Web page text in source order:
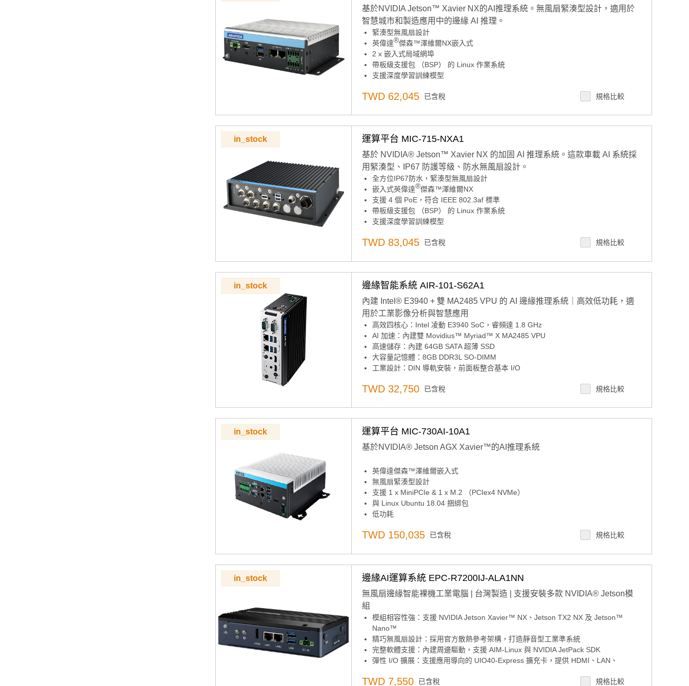
基於NVIDIA Jetson™ Xavier NX的AI推理系統。無風扇緊湊型設計，適用於
智慧城市和製造應用中的邊緣 AI 推理。
緊湊型無風扇設計
英偉達®傑森™澤維爾NX嵌入式
2 x 嵌入式局域網埠
帶板級支援包 （BSP） 的 Linux 作業系統
支援深度學習訓練模型
支援由Allxon提供支援的24/7安全遠程監控，控制和OTA部署
TWD 62,045 已含稅 規格比較
in_stock 運算平台 MIC-715-NXA1
基於 NVIDIA® Jetson™ Xavier NX 的加固 AI 推理系統。這款車載 AI 系統採
用緊湊型、IP67 防護等級、防水無風扇設計。
全方位IP67防水，緊湊型無風扇設計
嵌入式英偉達®傑森™澤維爾NX
支援 4 個 PoE，符合 IEEE 802.3af 標準
帶板級支援包 （BSP） 的 Linux 作業系統
支援深度學習訓練模型
支援由Allxon提供支援的24/7安全遠程監控，控制和OTA部署
TWD 83,045 已含稅 規格比較
in_stock 邊緣智能系統 AIR-101-S62A1
內建 Intel® E3940 + 雙 MA2485 VPU 的 AI 邊緣推理系統｜高效低功耗，適
用於工業影像分析與智慧應用
高效四核心：Intel 凌動 E3940 SoC，睿頻達 1.8 GHz
AI 加速：內建雙 Movidius™ Myriad™ X MA2485 VPU
高速儲存：內建 64GB SATA 超薄 SSD
大容量記憶體：8GB DDR3L SO-DIMM
工業設計：DIN 導軌安裝，前面板整合基本 I/O
寬壓供電：12V ~ 28V 電源輸入
無紅色認證
TWD 32,750 已含稅 規格比較
in_stock 運算平台 MIC-730AI-10A1
基於NVIDIA® Jetson AGX Xavier™的AI推理系統
英偉達傑森™澤維爾嵌入式
無風扇緊湊型設計
支援 1 x MiniPCIe & 1 x M.2 （PCIex4 NVMe）
與 Linux Ubuntu 18.04 捆綁包
低功耗
支援Allxon支援的24/7安全遠程監控，控制和OTA部署（支援JetPack 4.4GA及以
支援無線，無需 RED 認證
TWD 150,035 已含稅 規格比較
in_stock 邊緣AI運算系統 EPC-R7200IJ-ALA1NN
無風扇邊緣智能裸機工業電腦 | 台灣製造 | 支援安裝多款 NVIDIA® Jetson模
組
模組相容性強：支援 NVIDIA Jetson Xavier™ NX、Jetson TX2 NX 及 Jetson™
Nano™
精巧無風扇設計：採用官方散熱參考架構，打造靜音型工業準系統
完整軟體支援：內建周邊驅動，支援 AIM-Linux 與 NVIDIA JetPack SDK
彈性 I/O 擴展：支援應用導向的 UIO40-Express 擴充卡，提供 HDMI、LAN、
工業級耐用性：支援 -20 ~ 60°C 寬溫、強化電源輸入與抗震特性
TWD 7,550 已含稅 規格比較